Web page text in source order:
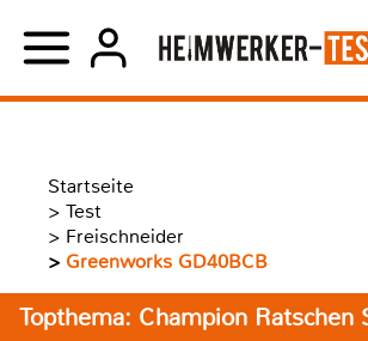
Startseite
> Test
> Freischneider
> Greenworks GD40BCB
Topthema: Champion Ratschen